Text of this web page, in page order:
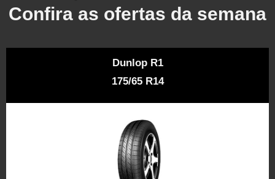
Confira as ofertas da semana
Dunlop R1
175/65 R14